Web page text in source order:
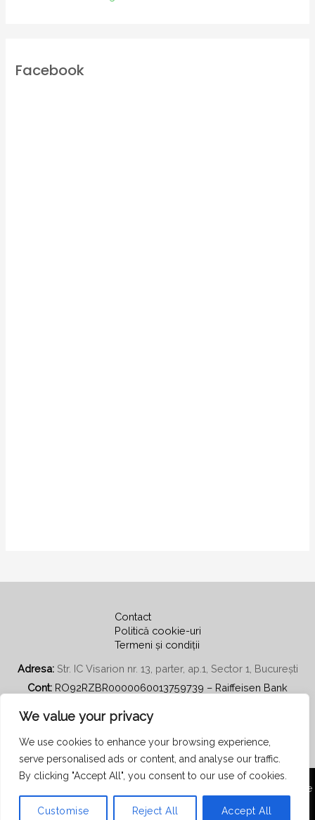
We value your privacy
We use cookies to enhance your browsing experience,
serve personalised ads or content, and analyse our traffic.
By clicking "Accept All", you consent to our use of cookies.
Customise Reject All Accept All
Facebook
Contact
Politică cookie-uri
Termeni și condiții
Adresa: Str. IC Visarion nr. 13, parter, ap.1, Sector 1, București
Cont: RO92RZBR0000060013759739 – Raiffeisen Bank
Copyright © 2026 Asociația Română de Psihoterapie Centrată pe
Persoană